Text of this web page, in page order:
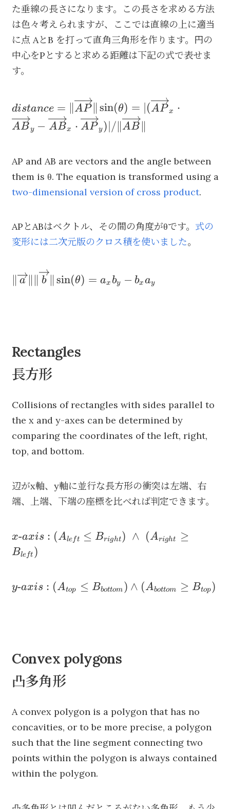
た垂線の長さになります。この長さを求める方法
は色々考えられますが、ここでは直線の上に適当
に点 AとB を打って直角三角形を作ります。円の
中心をPとすると求める距離は下記の式で表せま
す。
(\overrightarrow{AP}_x\cdot
\overrightarrow{AB}_y-
\overrightarrow{AP}_y)|/
\|\overrightarrow{AB}\|
distance = AP sin(θ) = (AP x ⋅
ABy − ABx ⋅ AP y )∣/∥AB ∥
AP and AB are vectors and the angle between
them is θ. The equation is transformed using a
two-dimensional version of cross product.
APとABはベクトル、その間の角度がθです。 式の
変形には二次元版のクロス積を使いました。
{a}_x{b}_y-{b}_x {a}_y
∥ a∥∥ b ∥ sin(θ) = ax by − bx ay
Rectangles
長方形
Collisions of rectangles with sides parallel to
the x and y-axes can be determined by
comparing the coordinates of the left, right,
top, and bottom.
辺がx軸、y軸に並行な長方形の衝突は左端、右
端、上端、下端の座標を比べれば判定できます。
x\textrm{-}axis:
(A_{left}\leq
B_{right})\;\wedge\;
B_{left})\;
x-axis : (Aleft ≤ Bright) ∧ (Aright ≥
Bleft )
y\textrm{-}axis:(A_{top}\leq
y-axis : (Atop ≤ Bbottom ) ∧ (Abottom ≥ Btop)
Convex polygons
凸多角形
A convex polygon is a polygon that has no
concavities, or to be more precise, a polygon
such that the line segment connecting two
points within the polygon is always contained
within the polygon.